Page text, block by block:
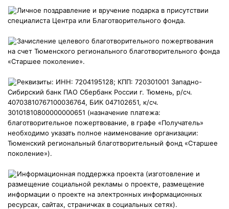
Личное поздравление и вручение подарка в присутствии
специалиста Центра или Благотворительного фонда.
Зачисление целевого благотворительного пожертвования
на счет Тюменского регионального благотворительного фонда
«Старшее поколение».
Реквизиты: ИНН: 7204195128; КПП: 720301001 Западно-
Сибирский банк ПАО Сбербанк России г. Тюмень, р/сч.
40703810767100036764, БИК 047102651, к/сч.
30101810800000000651 (назначение платежа:
благотворительное пожертвование, в графе «Получатель»
необходимо указать полное наименование организации:
Тюменский региональный благотворительный фонд «Старшее
поколение»).
Информационная поддержка проекта (изготовление и
размещение социальной рекламы о проекте, размещение
информации о проекте на электронных информационных
ресурсах, сайтах, страничках в социальных сетях).